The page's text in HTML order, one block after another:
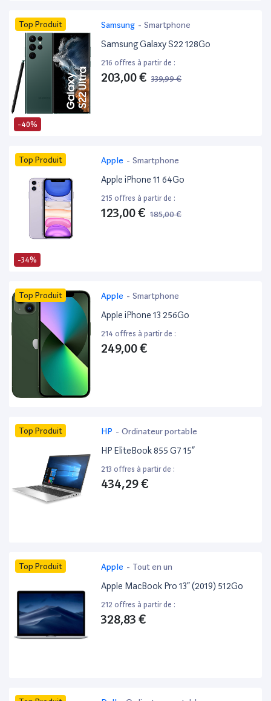
-40%
Top Produit Samsung - Smartphone
Samsung Galaxy S22 128Go
216 offres à partir de :
203,00 € 339,99 €
-34%
Top Produit Apple - Smartphone
Apple iPhone 11 64Go
215 offres à partir de :
123,00 € 185,00 €
Top Produit Apple - Smartphone
Apple iPhone 13 256Go
214 offres à partir de :
249,00 €
Top Produit HP - Ordinateur portable
HP EliteBook 855 G7 15”
213 offres à partir de :
434,29 €
Top Produit Apple - Tout en un
Apple MacBook Pro 13” (2019) 512Go
212 offres à partir de :
328,83 €